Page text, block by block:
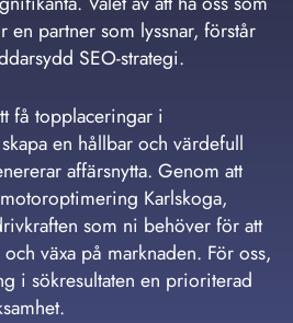
en partner som lyssnar, förstår
SEO-strategi.
få topplaceringar i
en hållbar och värdefull
affärsnytta. Genom att
Karlskoga,
som ni behöver för att
växa på marknaden. För oss,
i sökresultaten en prioriterad